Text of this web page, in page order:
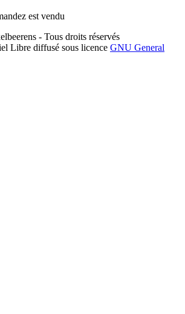
est vendu
- Tous droits réservés
Libre diffusé sous licence GNU General